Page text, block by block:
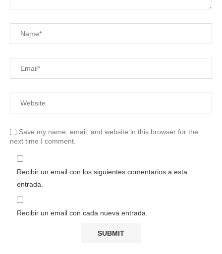
Save my name, email, and website in this browser for the
next time I comment.
Recibir un email con los siguientes comentarios a esta
entrada.
Recibir un email con cada nueva entrada.